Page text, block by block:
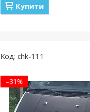
Купити
chk-111
–31%